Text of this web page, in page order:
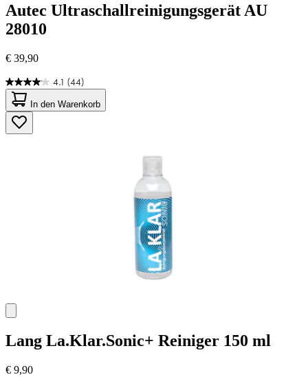
Autec Ultraschallreinigungsgerät AU
28010
€ 39,90
4.1 (44)
4.1
von
5
Sternen.
44
In den Warenkorb
Lang La.Klar.Sonic+ Reiniger 150 ml
€ 9,90